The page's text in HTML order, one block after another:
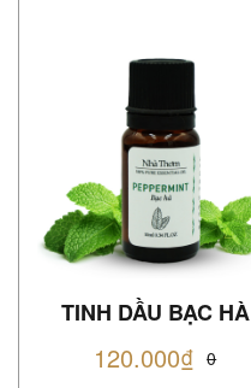
TINH DẦU BẠC HÀ
120.000₫ 0